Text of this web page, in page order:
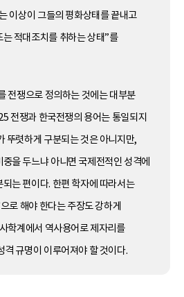
이상이 그들의 평화상태를 끝내고
적대조치를 취하는 상태”를
전쟁으로 정의하는 것에는 대부분
전쟁과 한국전쟁의 용어는 통일되지
뚜렷하게 구분되는 것은 아니지만,
을 두느냐 아니면 국제전적인 성격에
는 편이다. 한편 학자에 따라서는
로 해야 한다는 주장도 강하게
학계에서 역사용어로 제자리를
격 규명이 이루어져야 할 것이다.